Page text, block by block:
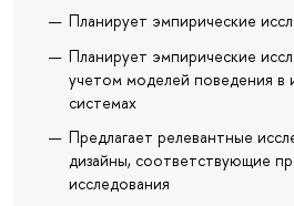
Планирует эмпирические
Планирует эмпирические
учетом моделей поведения в
системах
Предлагает релевантные
дизайны, соответствующие
исследования